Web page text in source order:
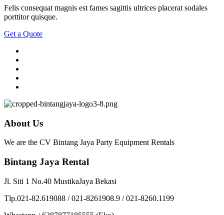
Felis consequat magnis est fames sagittis ultrices placerat sodales
porttitor quisque.
Get a Quote
About Us
We are the CV Bintang Jaya Party Equipment Rentals
Bintang Jaya Rental
Jl. Siti 1 No.40 MustikaJaya Bekasi
Tlp.021-82.619088 / 021-8261908.9 / 021-8260.1199